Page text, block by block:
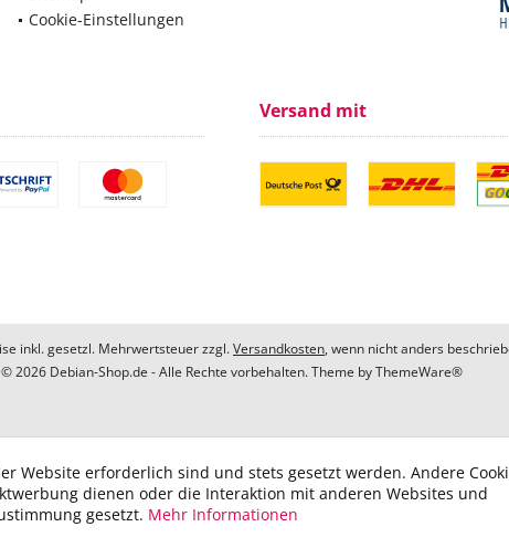
Cookie-Einstellungen
Versand mit
inkl. gesetzl. Mehrwertsteuer zzgl.Versandkosten, wenn nicht anders
© 2026 Debian-Shop.de - Alle Rechte vorbehalten. Theme byThemeWare®
Website erforderlich sind und stets gesetzt werden. Andere
dienen oder die Interaktion mit anderen Websites und
gesetzt. Mehr Informationen